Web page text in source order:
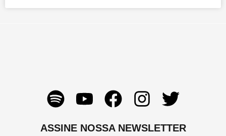
S
p
o
Y
o
u
F
a
c
I
n
s
T
w
i
ASSINE NOSSA NEWSLETTER